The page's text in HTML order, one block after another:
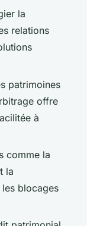
la
relations
patrimoines
offre
à
comme la
la
blocages